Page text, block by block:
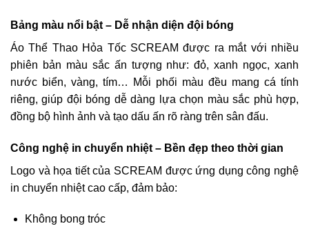
Bảng màu nổi bật – Dễ nhận diện đội bóng
Áo Thể Thao Hỏa Tốc SCREAM được ra mắt với nhiều
phiên bản màu sắc ấn tượng như: đỏ, xanh ngọc, xanh
nước biển, vàng, tím… Mỗi phối màu đều mang cá tính
riêng, giúp đội bóng dễ dàng lựa chọn màu sắc phù hợp,
đồng bộ hình ảnh và tạo dấu ấn rõ ràng trên sân đấu.
Công nghệ in chuyển nhiệt – Bền đẹp theo thời gian
Logo và họa tiết của SCREAM được ứng dụng công nghệ
in chuyển nhiệt cao cấp, đảm bảo:
Không bong tróc